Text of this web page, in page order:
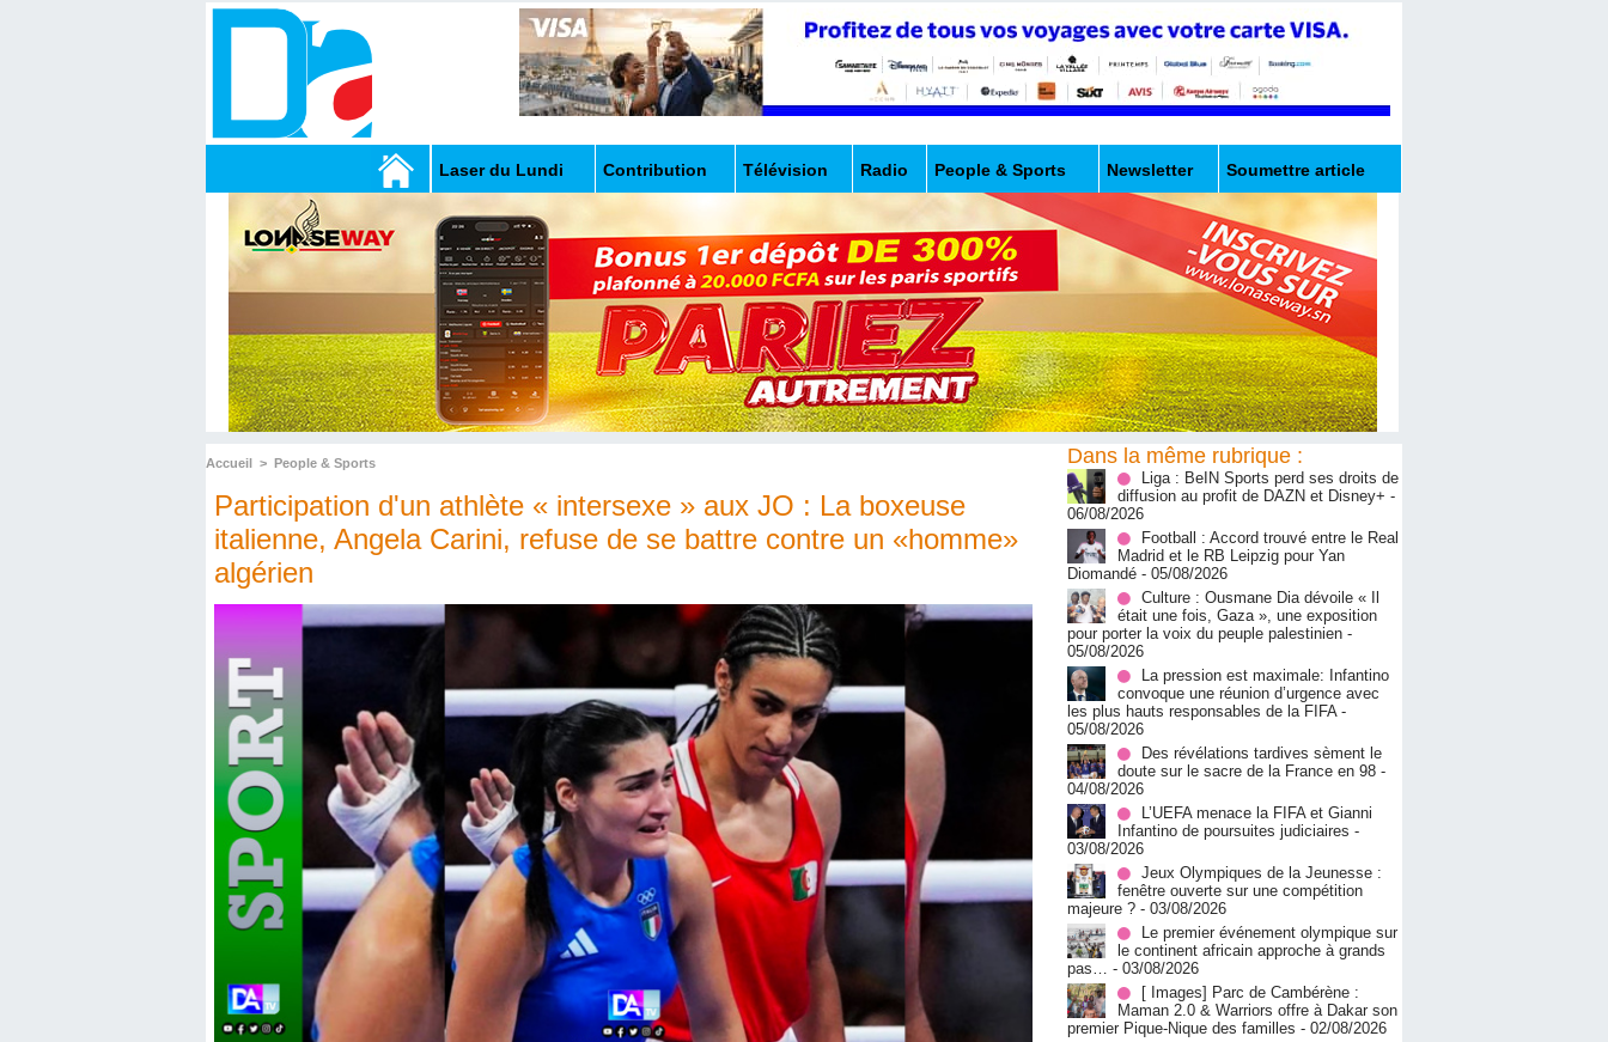
Laser du Lundi Contribution Télévision Radio People & Sports Newsletter Soumettre article
Accueil > People & Sports
Participation d'un athlète « intersexe » aux JO : La boxeuse
italienne, Angela Carini, refuse de se battre contre un «homme»
algérien
Dans la même rubrique :
Liga : BeIN Sports perd ses droits de
diffusion au profit de DAZN et Disney+ -
06/08/2026
Football : Accord trouvé entre le Real
Madrid et le RB Leipzig pour Yan
Diomandé - 05/08/2026
Culture : Ousmane Dia dévoile « Il
était une fois, Gaza », une exposition
pour porter la voix du peuple palestinien -
05/08/2026
La pression est maximale: Infantino
convoque une réunion d’urgence avec
les plus hauts responsables de la FIFA -
05/08/2026
Des révélations tardives sèment le
doute sur le sacre de la France en 98 -
04/08/2026
L’UEFA menace la FIFA et Gianni
Infantino de poursuites judiciaires -
03/08/2026
Jeux Olympiques de la Jeunesse :
fenêtre ouverte sur une compétition
majeure ? - 03/08/2026
Le premier événement olympique sur
le continent africain approche à grands
pas… - 03/08/2026
[ Images] Parc de Cambérène :
Maman 2.0 & Warriors offre à Dakar son
premier Pique-Nique des familles - 02/08/2026